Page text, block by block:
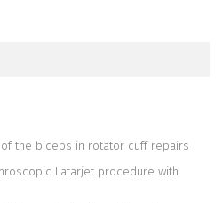
the biceps in rotator cuff repairs
Latarjet procedure with